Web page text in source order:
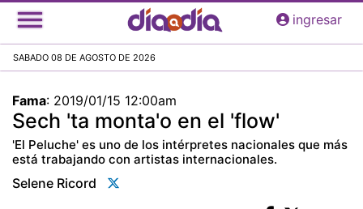
Pasar
al
principal
ingresar
SABADO 08 DE AGOSTO DE 2026
Fama: 2019/01/15 12:00am
Sech 'ta monta'o en el 'flow'
'El Peluche' es uno de los intérpretes nacionales que más
está trabajando con artistas internacionales.
Selene Ricord